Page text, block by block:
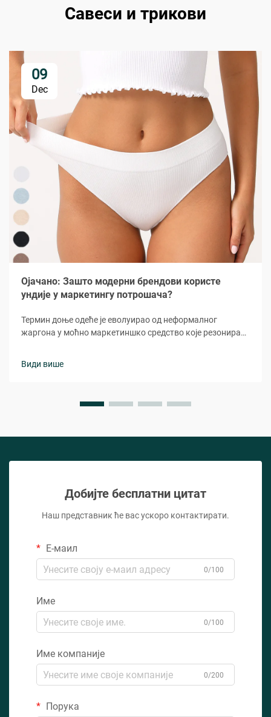
Савеси и трикови
09
Dec
Ојачано: Зашто модерни брендови користе
ундије у маркетингу потрошача?
Термин доње одеће је еволуирао од неформалног
жаргона у моћно маркетиншко средство које резонира
ухвати суштину удобности, приступачности и личне везе
Види више
Добијте бесплатни цитат
Наш представник ће вас ускоро контактирати.
Е-маил
0/100
Име
0/100
Име компаније
0/200
Порука